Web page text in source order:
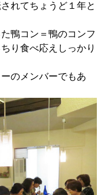
れてちょうど１年と
鴨コン＝鴨のコンフ
り食べ応えしっかり
のメンバーでもあ